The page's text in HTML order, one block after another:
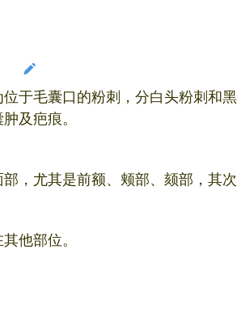
于毛囊口的粉刺，分白头粉刺和
及疤痕。
，尤其是前额、颊部、颏部，其
他部位。